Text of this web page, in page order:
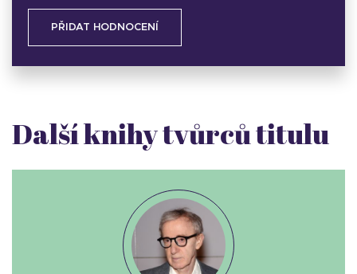
PŘIDAT HODNOCENÍ
Další knihy tvůrců titulu